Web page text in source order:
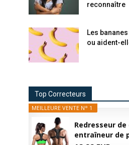
reconnaître
Les
ou aident-
Top Correcteurs
MEILLEURE VENTE N° 1
Redresseur de
entraîneur de